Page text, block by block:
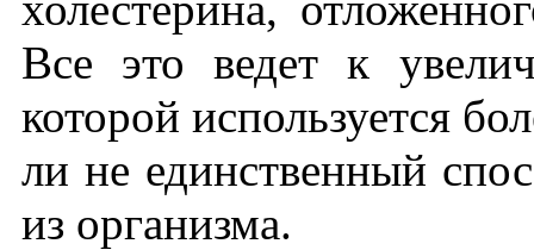
Все это ведет к
которой используется
ли не единственный
из организма.